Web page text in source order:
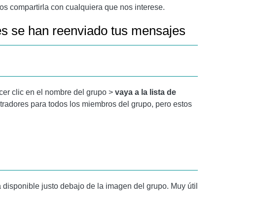
compartirla con cualquiera que nos interese.
se han reenviado tus mensajes
clic en el nombre del grupo > vaya a la lista de
para todos los miembros del grupo, pero estos
justo debajo de la imagen del grupo. Muy útil